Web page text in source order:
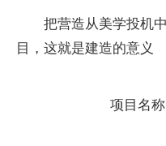
把营造从美学投机
目，这就是建造的意义
项目名